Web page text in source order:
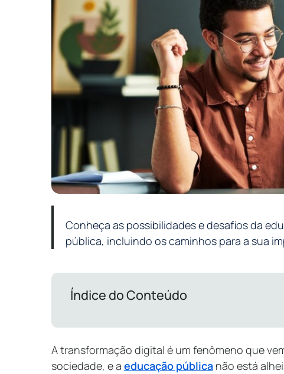
Conheça as possibilidades e desafios da
pública, incluindo os caminhos para a sua
Índice do Conteúdo
A transformação digital é um fenômeno que
sociedade, e a educação públicanão está